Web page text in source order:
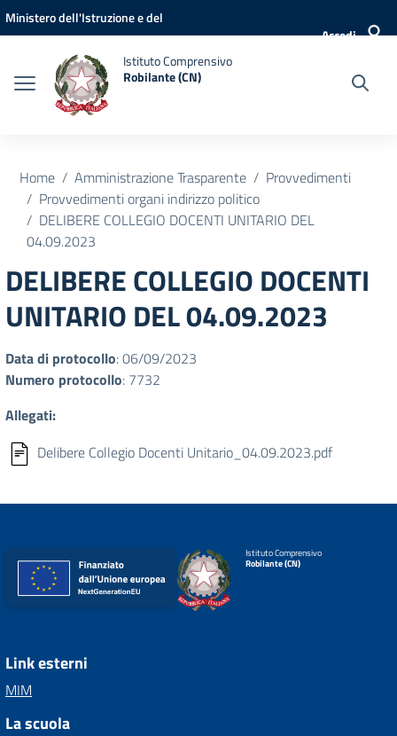
Vai ai contenuti
Vai al menu di navigazione
Vai al footer
Ministero dell'Istruzione e del
Accedi
Istituto Comprensivo
Robilante (CN)
Home Amministrazione Trasparente
Provvedimenti
Provvedimenti organi indirizzo politico
DELIBERE COLLEGIO DOCENTI UNITARIO DEL
04.09.2023
DELIBERE COLLEGIO DOCENTI
UNITARIO DEL 04.09.2023
Data di protocollo: 06/09/2023
Numero protocollo: 7732
Allegati:
Delibere Collegio Docenti Unitario_04.09.2023.pdf
Istituto Comprensivo
Robilante (CN)
Link esterni
MIM
La scuola